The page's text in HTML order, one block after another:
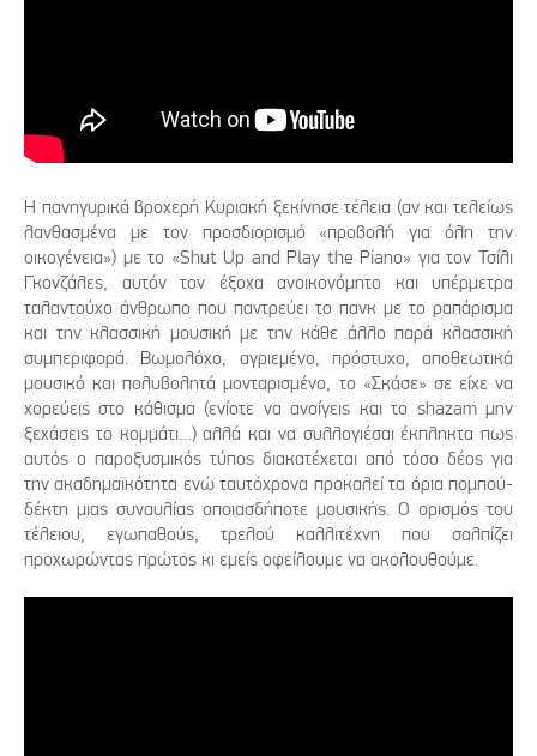
Η πανηγυρικά βροχερή Κυριακή ξεκίνησε τέλεια (αν και τελείως
λανθασμένα με τον προσδιορισμό «προβολή για όλη την
οικογένεια») με το «Shut Up and Play the Piano» για τον Τσίλι
Γκονζάλες, αυτόν τον έξοχα ανοικονόμητο και υπέρμετρα
ταλαντούχο άνθρωπο που παντρεύει το πανκ με το ραπάρισμα
και την κλασσική μουσική με την κάθε άλλο παρά κλασσική
συμπεριφορά. Βωμολόχο, αγριεμένο, πρόστυχο, αποθεωτικά
μουσικό και πολυβολητά μονταρισμένο, το «Σκάσε» σε είχε να
χορεύεις στο κάθισμα (ενίοτε να ανοίγεις και το shazam μην
ξεχάσεις το κομμάτι…) αλλά και να συλλογιέσαι έκπληκτα πως
αυτός ο παροξυσμικός τύπος διακατέχεται από τόσο δέος για
την ακαδημαϊκότητα ενώ ταυτόχρονα προκαλεί τα όρια πομπού-
δέκτη μιας συναυλίας οποιασδήποτε μουσικής. Ο ορισμός του
τέλειου, εγωπαθούς, τρελού καλλιτέχνη που σαλπίζει
προχωρώντας πρώτος κι εμείς οφείλουμε να ακολουθούμε.